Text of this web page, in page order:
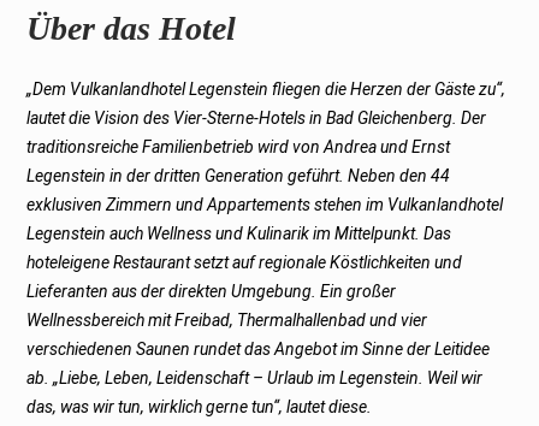
Über das Hotel
„Dem Vulkanlandhotel Legenstein fliegen die Herzen der Gäste zu“,
lautet die Vision des Vier-Sterne-Hotels in Bad Gleichenberg. Der
traditionsreiche Familienbetrieb wird von Andrea und Ernst
Legenstein in der dritten Generation geführt. Neben den 44
exklusiven Zimmern und Appartements stehen im Vulkanlandhotel
Legenstein auch Wellness und Kulinarik im Mittelpunkt. Das
hoteleigene Restaurant setzt auf regionale Köstlichkeiten und
Lieferanten aus der direkten Umgebung. Ein großer
Wellnessbereich mit Freibad, Thermalhallenbad und vier
verschiedenen Saunen rundet das Angebot im Sinne der Leitidee
ab. „Liebe, Leben, Leidenschaft – Urlaub im Legenstein. Weil wir
das, was wir tun, wirklich gerne tun“, lautet diese.